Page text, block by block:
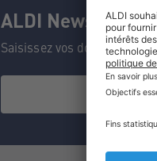
ALDI Newsletter
Saisissez vos données et